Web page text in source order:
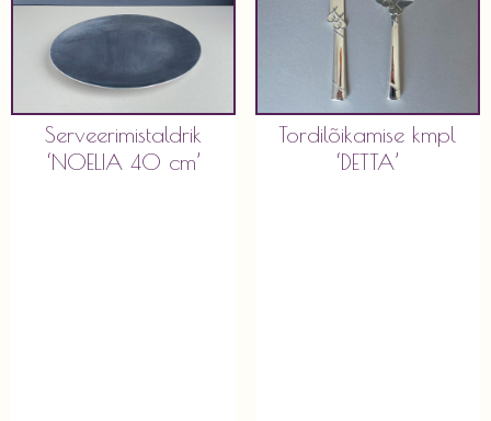
Serveerimistaldrik
‘NOELIA 40 cm’
Tordilõikamise kmpl
‘DETTA’